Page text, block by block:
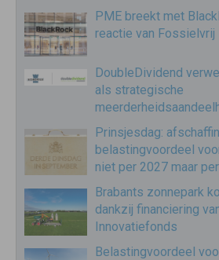
PME breekt met
reactie van Fossielvrij
DoubleDividend
als strategische
Prinsjesdag:
belastingvoordeel
niet per 2027 maar
Brabants zonnepark
dankzij financiering
Innovatiefonds
Belastingvoordeel